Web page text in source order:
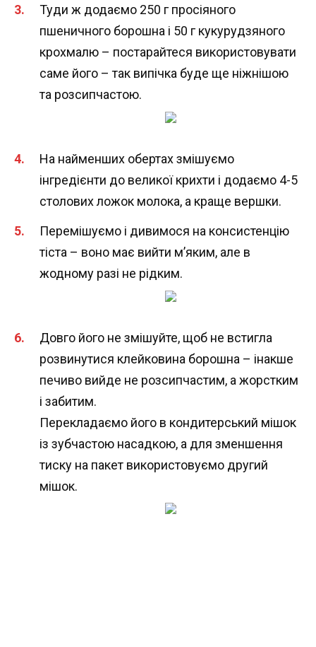
Туди ж додаємо 250 г просіяного
пшеничного борошна і 50 г кукурудзяного
крохмалю – постарайтеся використовувати
саме його – так випічка буде ще ніжнішою
та розсипчастою.
На найменших обертах змішуємо
інгредієнти до великої крихти і додаємо 4-5
столових ложок молока, а краще вершки.
Перемішуємо і дивимося на консистенцію
тіста – воно має вийти м’яким, але в
жодному разі не рідким.
Довго його не змішуйте, щоб не встигла
розвинутися клейковина борошна – інакше
печиво вийде не розсипчастим, а жорстким
і забитим.
Перекладаємо його в кондитерський мішок
із зубчастою насадкою, а для зменшення
тиску на пакет використовуємо другий
мішок.